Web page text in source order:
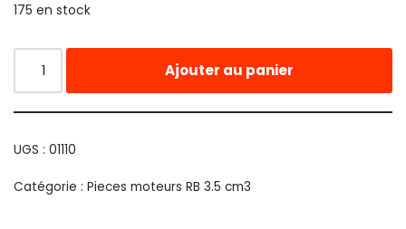
175 en stock
Ajouter au panier
UGS : 01110
Catégorie : Pieces moteurs RB 3.5 cm3